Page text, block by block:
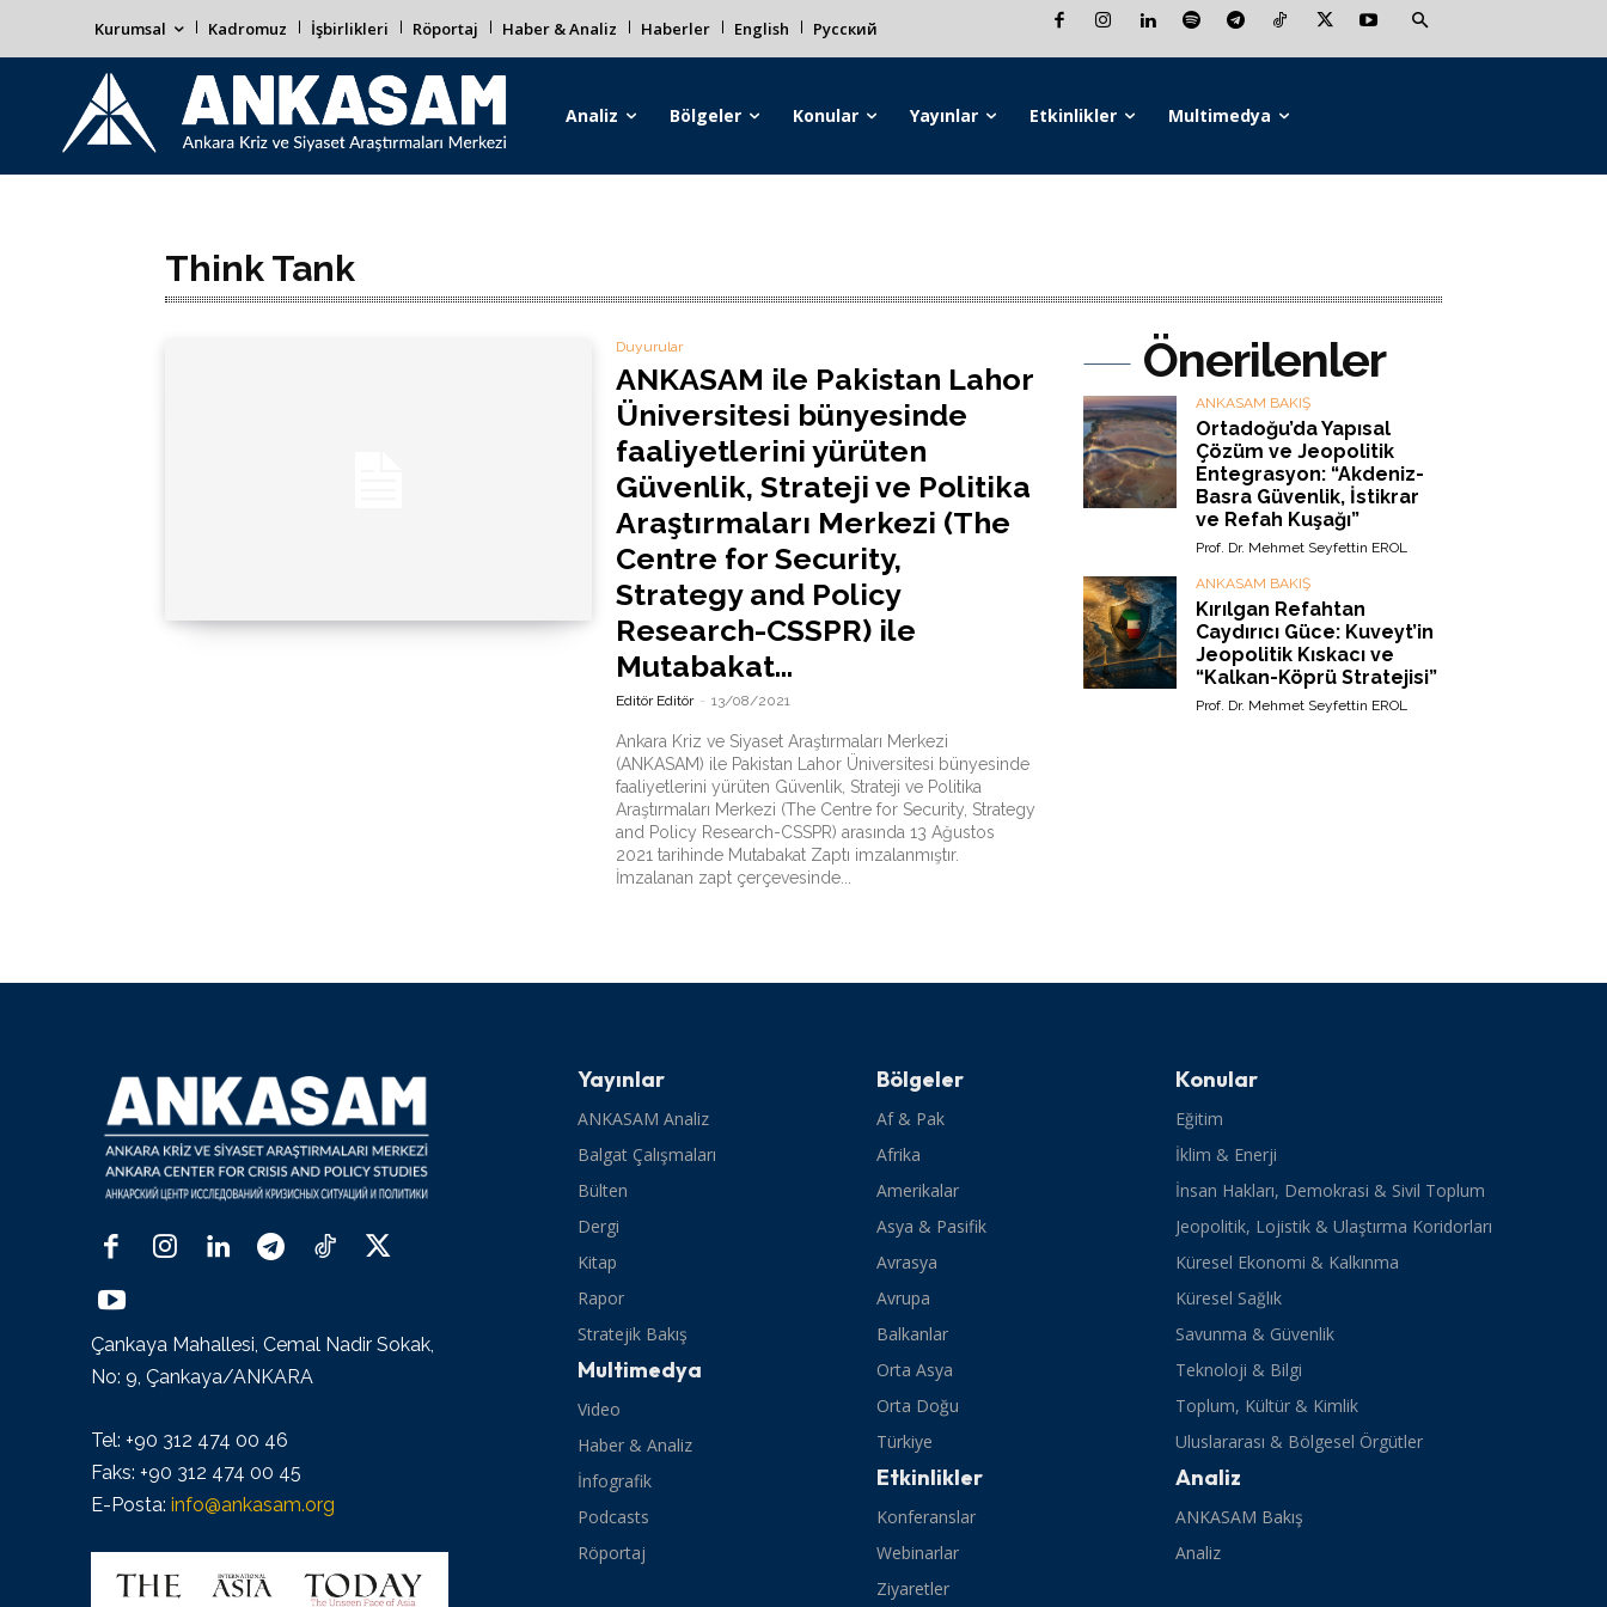
Kurumsal Kadromuz İşbirlikleri Röportaj Haber & Analiz Haberler English Русский
Analiz Bölgeler Konular Yayınlar Etkinlikler Multimedya
Think Tank
Duyurular
ANKASAM ile Pakistan Lahor
Üniversitesi bünyesinde
faaliyetlerini yürüten
Güvenlik, Strateji ve Politika
Araştırmaları Merkezi (The
Centre for Security,
Strategy and Policy
Research-CSSPR) ile
Mutabakat...
Editör Editör - 13/08/2021
Ankara Kriz ve Siyaset Araştırmaları Merkezi
(ANKASAM) ile Pakistan Lahor Üniversitesi bünyesinde
faaliyetlerini yürüten Güvenlik, Strateji ve Politika
Araştırmaları Merkezi (The Centre for Security, Strategy
and Policy Research-CSSPR) arasında 13 Ağustos
2021 tarihinde Mutabakat Zaptı imzalanmıştır.
İmzalanan zapt çerçevesinde...
Önerilenler
ANKASAM BAKIŞ
Ortadoğu’da Yapısal
Çözüm ve Jeopolitik
Entegrasyon: “Akdeniz-
Basra Güvenlik, İstikrar
ve Refah Kuşağı”
Prof. Dr. Mehmet Seyfettin EROL
ANKASAM BAKIŞ
Kırılgan Refahtan
Caydırıcı Güce: Kuveyt’in
Jeopolitik Kıskacı ve
“Kalkan-Köprü Stratejisi”
Prof. Dr. Mehmet Seyfettin EROL
Çankaya Mahallesi, Cemal Nadir Sokak,
No: 9, Çankaya/ANKARA
Tel: +90 312 474 00 46
Faks: +90 312 474 00 45
E-Posta: info@ankasam.org
Yayınlar
ANKASAM Analiz
Balgat Çalışmaları
Bülten
Dergi
Kitap
Rapor
Stratejik Bakış
Multimedya
Video
Haber & Analiz
İnfografik
Podcasts
Röportaj
Bölgeler
Af & Pak
Afrika
Amerikalar
Asya & Pasifik
Avrasya
Avrupa
Balkanlar
Orta Asya
Orta Doğu
Türkiye
Etkinlikler
Konferanslar
Webinarlar
Ziyaretler
Konular
Eğitim
İklim & Enerji
İnsan Hakları, Demokrasi & Sivil Toplum
Jeopolitik, Lojistik & Ulaştırma Koridorları
Küresel Ekonomi & Kalkınma
Küresel Sağlık
Savunma & Güvenlik
Teknoloji & Bilgi
Toplum, Kültür & Kimlik
Uluslararası & Bölgesel Örgütler
Analiz
ANKASAM Bakış
Analiz